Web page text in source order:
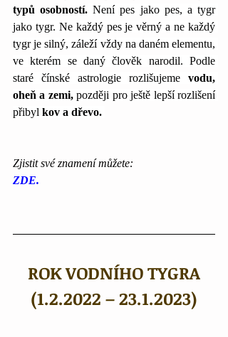
typů osobností. Není pes jako pes, a tygr
jako tygr. Ne každý pes je věrný a ne každý
tygr je silný, záleží vždy na daném elementu,
ve kterém se daný člověk narodil. Podle
staré čínské astrologie rozlišujeme vodu,
oheň a zemi, později pro ještě lepší rozlišení
přibyl kov a dřevo.
Zjistit své znamení můžete:
ZDE.
ROK VODNÍHO TYGRA
(1.2.2022 – 23.1.2023)